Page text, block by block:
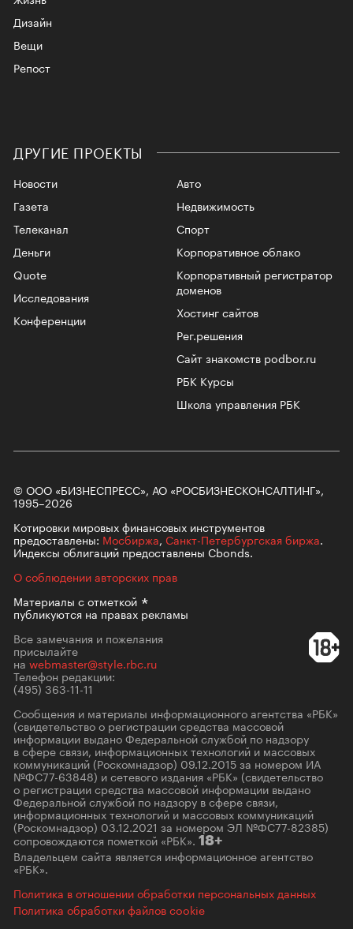
Дизайн
Вещи
Репост
ДРУГИЕ ПРОЕКТЫ
Новости
Газета
Телеканал
Авто
Недвижимость
Спорт
Корпоративное облако
Корпоративный регистратор
доменов
Хостинг сайтов
Рег.решения
Сайт знакомств podbor.ru
РБК Курсы
Школа управления РБК
Деньги
Quote
Исследования
Конференции
© ООО «БИЗНЕСПРЕСС», АО «РОСБИЗНЕСКОНСАЛТИНГ»,
1995–2026
Котировки мировых финансовых инструментов
предоставлены: Мосбиржа, Санкт-Петербургская биржа.
Индексы облигаций предоставлены Cbonds.
О соблюдении авторских прав
Материалы сотметкой
публикуются на правах рекламы
Все замечания и пожелания
присылайте
на webmaster@style.rbc.ru
Телефон редакции:
(495) 363-11-11
Сообщения и материалы информационного агентства «РБК»
(свидетельство о регистрации средства массовой
информации выдано Федеральной службой по надзору
в сфере связи, информационных технологий и массовых
коммуникаций (Роскомнадзор) 09.12.2015 за номером ИА
№ФС77-63848) и сетевого издания «РБК» (свидетельство
о регистрации средства массовой информации выдано
Федеральной службой по надзору в сфере связи,
информационных технологий и массовых коммуникаций
(Роскомнадзор) 03.12.2021 за номером ЭЛ №ФС77-82385)
сопровождаются пометкой «РБК». 18+
Владельцем сайта является информационное агентство
«РБК».
Политика в отношении обработки персональных данных
Политика обработки файлов cookie